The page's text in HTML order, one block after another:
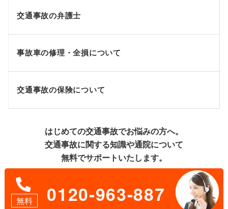
交通事故の弁護士
事故車の修理・全損について
交通事故の保険について
はじめての交通事故でお悩みの方へ。
交通事故に関する知識や通院について
無料でサポートいたします。
無料 0120-963-887